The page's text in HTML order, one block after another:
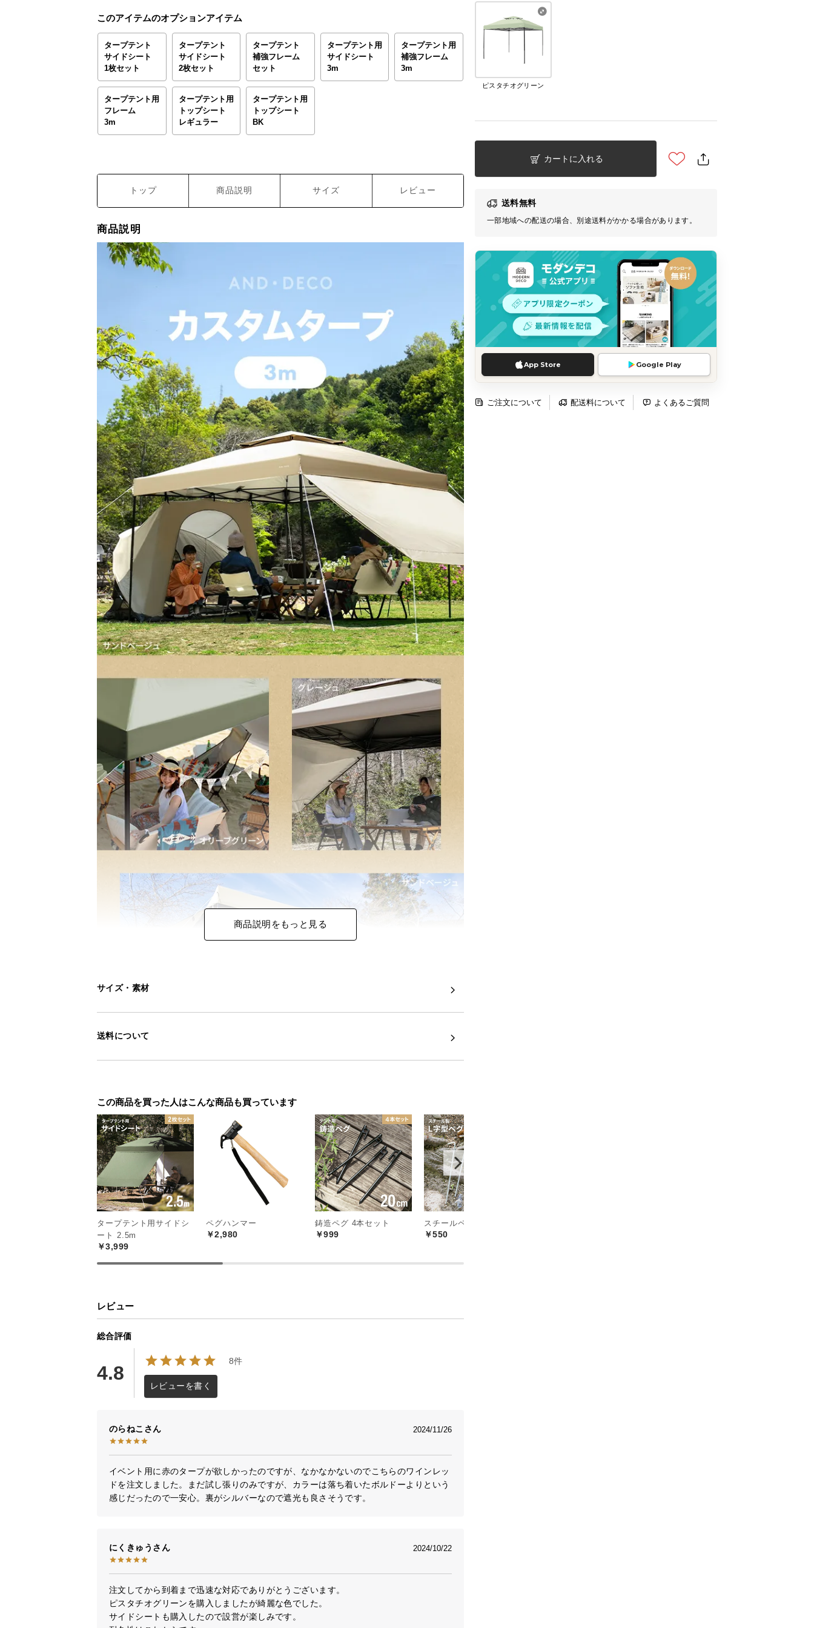
ピスタチオグリーン
カートに入れる
送料無料
一部地域への配送の場合、別途送料がかかる場合があります。
App Store Google Play
ご注文について 配送料について よくあるご質問
このアイテムのオプションアイテム
タープテント
サイドシート
1枚セット
タープテント
サイドシート
2枚セット
タープテント
補強フレーム
セット
タープテント用
サイドシート
3m
タープテント用
補強フレーム
3m
タープテント用
フレーム
3m
タープテント用
トップシート
レギュラー
タープテント用
トップシート
BK
トップ 商品説明 サイズ レビュー
商品説明
商品説明をもっと見る
サイズ・素材
送料について
この商品を買った人はこんな商品も買っています
タープテント用サイドシ
ート 2.5m
￥3,999
ペグハンマー
￥2,980
鋳造ペグ 4本セット
￥999
スチールペグ 4本セット
￥550
レビュー
総合評価
4.8
8件
レビューを書く
のらねこ 2024/11/26
イベント用に赤のタープが欲しかったのですが、なかなかないのでこちらのワインレッ
ドを注文しました。まだ試し張りのみですが、カラーは落ち着いたボルドーよりという
感じだったので一安心。裏がシルバーなので遮光も良さそうです。
にくきゅう 2024/10/22
注文してから到着まで迅速な対応でありがとうございます。
ピスタチオグリーンを購入しましたが綺麗な色でした。
サイドシートも購入したので設営が楽しみです。